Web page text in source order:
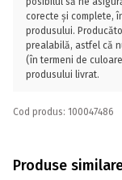
corecte și complete,
produsului.
prealabilă, astfel că
(în termeni de
produsului livrat.
Cod produs: 100047486
Produse